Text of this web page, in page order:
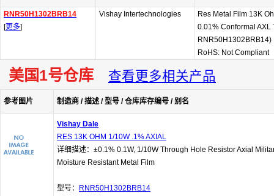
RNR50H1302BRB14
[更多]
Vishay Intertechnologies
Res Metal Film 13K
0.01% Conformal AXL
RNR50H1302BRB14)
RoHS: Not Compliant
美国1号仓库 查看更多相关产品
参考图片 制造商 / 描述 / 型号 / 仓库库存编号 / 别名
Vishay Dale
RES 13K OHM 1/10W .1% AXIAL
详细描述：±0.1% 0.1W, 1/10W Through Hole Resistor Axial
Moisture Resistant Metal Film
型号：
RNR50H1302BRB14